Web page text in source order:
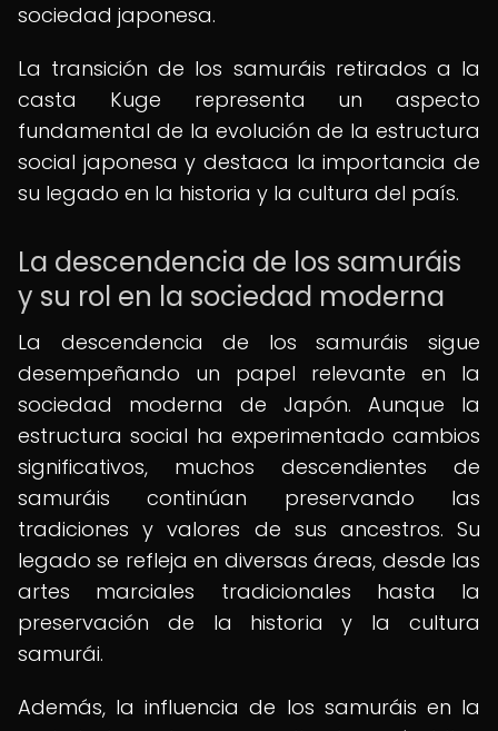
sociedad japonesa.
La transición de los samuráis retirados a la
casta Kuge representa un aspecto
fundamental de la evolución de la estructura
social japonesa y destaca la importancia de
su legado en la historia y la cultura del país.
La descendencia de los samuráis
y su rol en la sociedad moderna
La descendencia de los samuráis sigue
desempeñando un papel relevante en la
sociedad moderna de Japón. Aunque la
estructura social ha experimentado cambios
significativos, muchos descendientes de
samuráis continúan preservando las
tradiciones y valores de sus ancestros. Su
legado se refleja en diversas áreas, desde las
artes marciales tradicionales hasta la
preservación de la historia y la cultura
samurái.
Además, la influencia de los samuráis en la